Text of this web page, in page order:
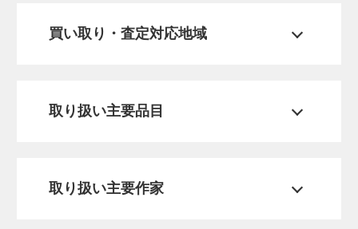
買い取り・査定対応地域
取り扱い主要品目
取り扱い主要作家